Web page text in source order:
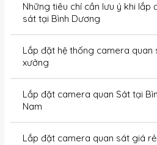
Những tiêu chí cần lưu ý khi lắp
sát tại Bình Dương
Lắp đặt hệ thống camera quan
xưởng
Lắp đặt camera quan Sát tại
Nam
Lắp đặt camera quan sát giá